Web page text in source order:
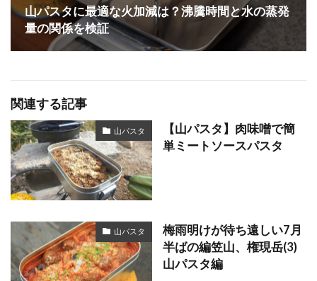
山パスタに最適な火加減は？沸騰時間と水の蒸発
量の関係を検証
関連する記事
山パスタ
【山パスタ】肉味噌で簡
単ミートソースパスタ
山パスタ
梅雨明けが待ち遠しい7月
半ばの編笠山、権現岳(3)
山パスタ編